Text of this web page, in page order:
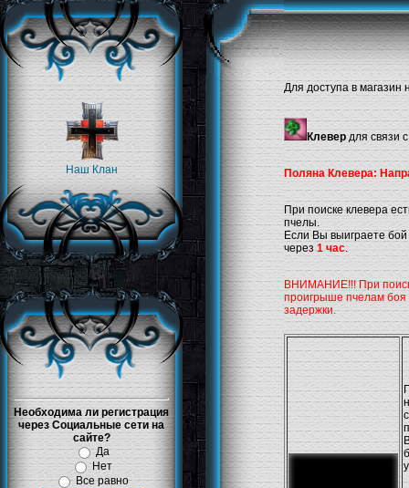
Наш Клан
Необходима ли регистрация
через Социальные сети на
сайте?
Да
Нет
Все равно
Для доступа в магазин
Клевердля связи
Поляна Клевера:
При поиске клевера
пчелы.
Если Вы выиграете бой
через 1 час.
ВНИМАНИЕ!!! При
проигрыше пчелам боя
задержки.